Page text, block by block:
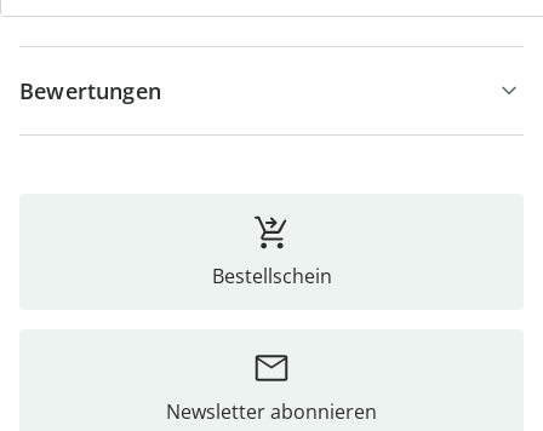
Bewertungen
Bestellschein
Newsletter abonnieren